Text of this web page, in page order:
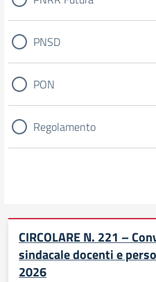
PNSD
PON
Regolamento
CIRCOLARE N. 221 –
sindacale docenti e
2026